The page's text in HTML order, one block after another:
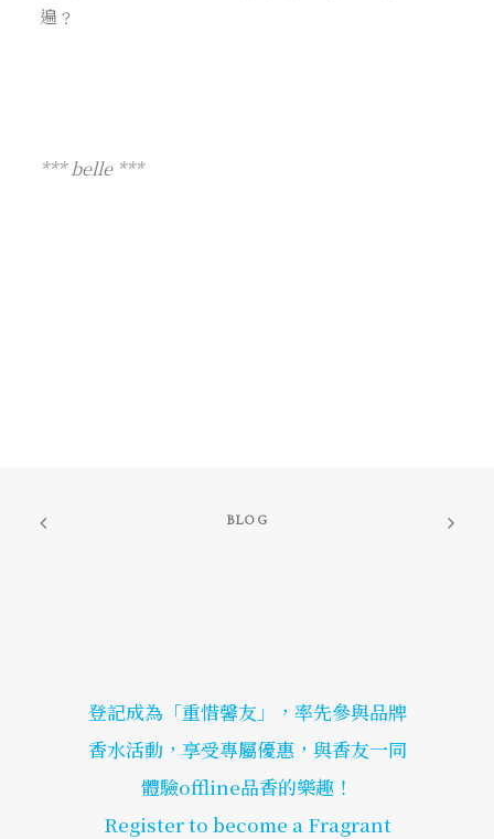
遍﹖
*** belle ***
BLOG
登記成為「重惜馨友」，率先參與品牌
香水活動，享受專屬優惠，與香友一同
體驗offline品香的樂趣！
Register to become a Fragrant